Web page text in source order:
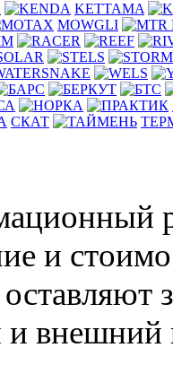
KETTAMA
MOWGLI
СКАТ
и
и внешний